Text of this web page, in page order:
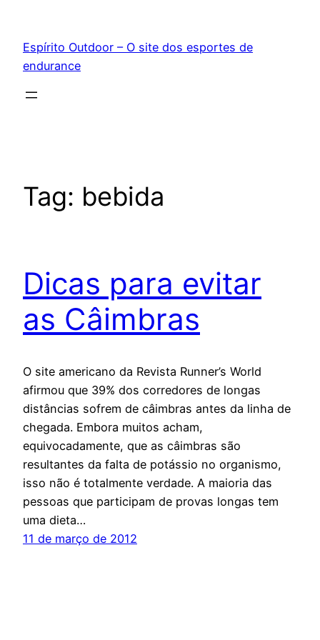
conteúdo
Espírito Outdoor – O site dos esportes de
endurance
Tag: bebida
Dicas para evitar
as Câimbras
O site americano da Revista Runner’s World
afirmou que 39% dos corredores de longas
distâncias sofrem de câimbras antes da linha de
chegada. Embora muitos acham,
equivocadamente, que as câimbras são
resultantes da falta de potássio no organismo,
isso não é totalmente verdade. A maioria das
pessoas que participam de provas longas tem
uma dieta…
11 de março de 2012